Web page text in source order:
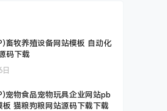
畜牧养殖设备网站模板 自动化
码下载
宠物食品宠物玩具企业网站pb
猫粮狗粮网站源码下载下载